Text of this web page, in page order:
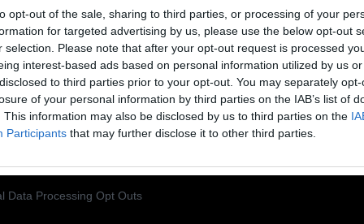
opt-out of the sale, sharing to third parties, or processing of your
for targeted advertising by us, please use the below opt-out
selection. Please note that after your opt-out request is processed
interest-based ads based on personal information utilized by us
to third parties prior to your opt-out. You may separately
of your personal information by third parties on the IAB’s list of
This information may also be disclosed by us to third parties on the
Participants that may further disclose it to other third parties.
Data Processing Opt Outs
29.05
BEST OF